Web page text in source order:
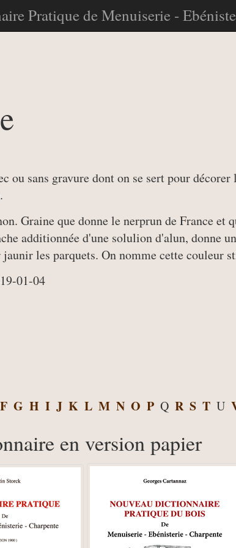
Pratique de Menuiserie -
ou sans gravure dont on se sert pour
Graine que donne le nerprun de France et
additionnée d'une solulion d'alun, donne
jaunir les parquets. On nomme cette couleur
01-04
F G H I J K L M N O P Q R S T U
en version papier